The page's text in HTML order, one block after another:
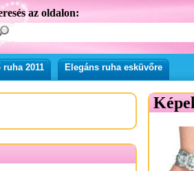
az oldalon:
ruha 2011 Elegáns ruha esküvőre